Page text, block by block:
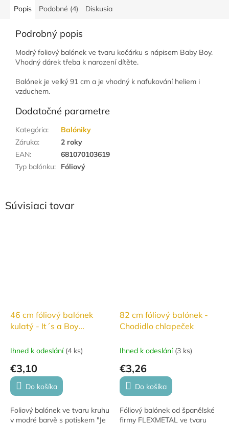
Súvisiaci tovar
46 cm fóliový balónek
kulatý - It´s a Boy
Ihned k odeslání (4 ks)
€3,10
Do košíka
Foliový balónek ve tvaru kruhu
v modré barvě s potiskem "Je
82 cm fóliový balónek -
Chodidlo chlapeček
Ihned k odeslání (3 ks)
€3,26
Do košíka
Fóliový balónek od španělské
firmy FLEXMETAL ve tvaru
Popis Podobné (4) Diskusia
Podrobný popis
Modrý foliový balónek ve tvaru kočárku s nápisem Baby Boy.
Vhodný dárek třeba k narození dítěte.
Balónek je velký 91 cm a je vhodný k nafukování heliem i
vzduchem.
Dodatočné parametre
Kategória:
Balóniky
Záruka:
2 roky
EAN:
681070103619
Typ balónku: Fóliový